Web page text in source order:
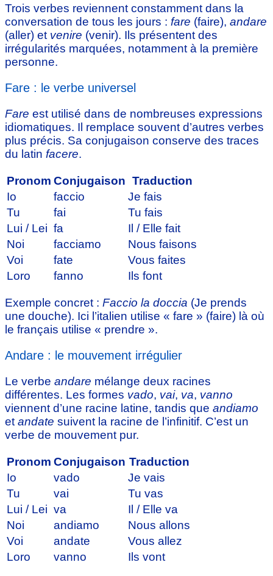
Trois verbes reviennent constamment dans la
conversation de tous les jours : fare (faire), andare
(aller) et venire (venir). Ils présentent des
irrégularités marquées, notamment à la première
personne.
Fare : le verbe universel
Fare est utilisé dans de nombreuses expressions
idiomatiques. Il remplace souvent d’autres verbes
plus précis. Sa conjugaison conserve des traces
du latin facere.
Pronom Conjugaison Traduction
Io
faccio
Je fais
Tu
fai
Tu fais
Lui / Lei fa
Il / Elle fait
Noi
facciamo
Nous faisons
Voi
fate
Vous faites
Loro
fanno Ils font
Exemple concret : Faccio la doccia (Je prends
une douche). Ici l’italien utilise « fare » (faire) là où
le français utilise « prendre ».
Andare : le mouvement irrégulier
Le verbe andare mélange deux racines
différentes. Les formes vado, vai, va, vanno
viennent d’une racine latine, tandis que andiamo
et andate suivent la racine de l’infinitif. C’est un
verbe de mouvement pur.
Pronom Conjugaison Traduction
Io
vado
Je vais
Tu
vai
Tu vas
Lui / Lei va
Il / Elle va
Noi
andiamo
Nous allons
Voi
andate
Vous allez
Loro
vanno Ils vont